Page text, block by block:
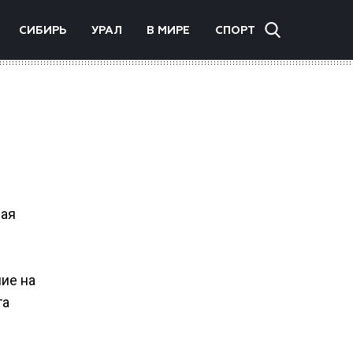
СИБИРЬ УРАЛ В МИРЕ СПОРТ
на